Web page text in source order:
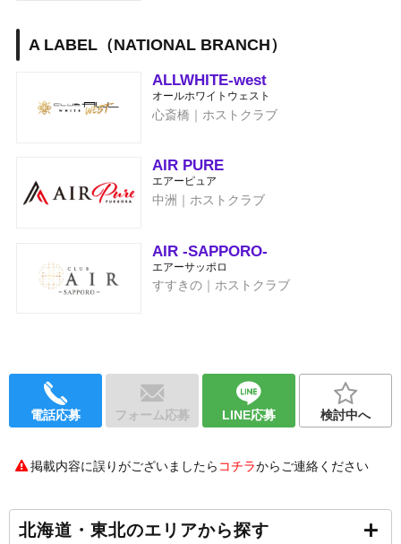
A LABEL（NATIONAL BRANCH）
ALLWHITE-west
オールホワイトウェスト
心斎橋｜ホストクラブ
AIR PURE
エアーピュア
中洲｜ホストクラブ
AIR -SAPPORO-
エアーサッポロ
すすきの｜ホストクラブ
電話応募 フォーム応募 LINE応募 検討中へ
掲載内容に誤りがございましたら コチラからご連絡ください
北海道・東北のエリアから探す